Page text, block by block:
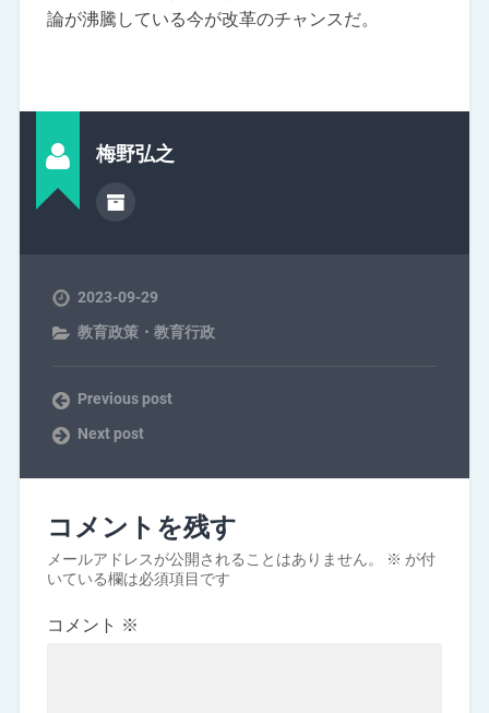
論が沸騰している今が改革のチャンスだ。
梅野弘之
2023-09-29
教育政策・教育行政
Previous post
Next post
コメントを残す
メールアドレスが公開されることはありません。 ※ が付
いている欄は必須項目です
コメント ※